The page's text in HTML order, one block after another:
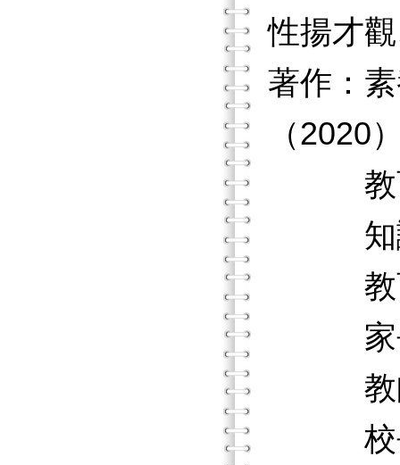
性揚才
著作：
（2020
教育
知識
教育
家長
教師
校長